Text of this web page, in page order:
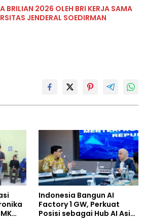
BRILIAN 2026 OLEH BRI KERJA SAMA
JENDERAL SOEDIRMAN
Indonesia Bangun AI
Factory 1 GW, Perkuat
Posisi sebagai Hub AI Asia